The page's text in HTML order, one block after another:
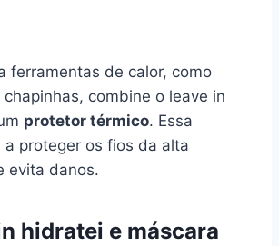
ferramentas de calor, como
combine o leave in
protetor térmico. Essa
a proteger os fios da alta
evita danos.
hidratei e máscara